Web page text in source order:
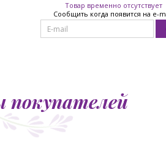
Товар временно отсутствует
Сообщить когда появится на e-